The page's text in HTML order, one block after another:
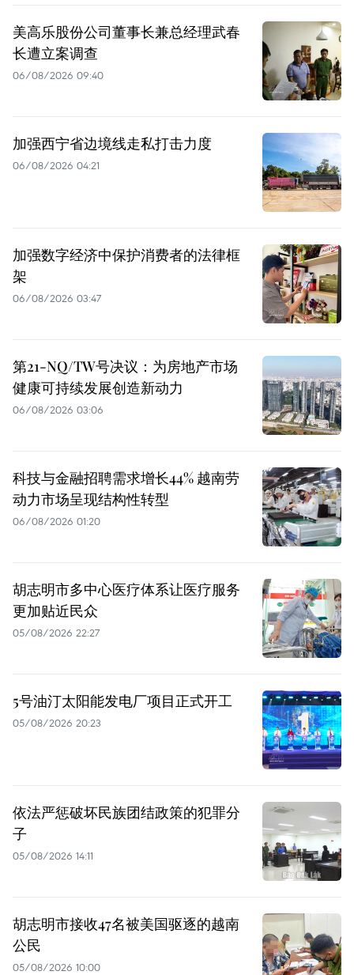
美高乐股份公司董事长兼总经理武春
长遭立案调查
06/08/2026 09:40
加强西宁省边境线走私打击力度
06/08/2026 04:21
加强数字经济中保护消费者的法律框
架
06/08/2026 03:47
第21-NQ/TW号决议：为房地产市场
健康可持续发展创造新动力
06/08/2026 03:06
科技与金融招聘需求增长44% 越南劳
动力市场呈现结构性转型
06/08/2026 01:20
胡志明市多中心医疗体系让医疗服务
更加贴近民众
05/08/2026 22:27
5号油汀太阳能发电厂项目正式开工
05/08/2026 20:23
依法严惩破坏民族团结政策的犯罪分
子
05/08/2026 14:11
胡志明市接收47名被美国驱逐的越南
公民
05/08/2026 10:00